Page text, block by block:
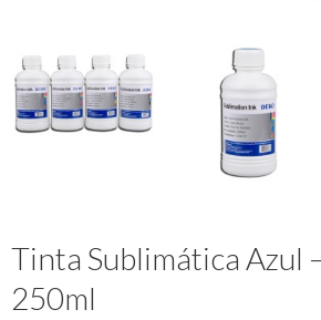
Tinta Sublimática Azul
250ml